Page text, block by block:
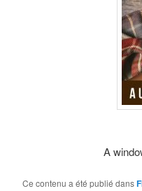
A
Ce contenu a été publié dans